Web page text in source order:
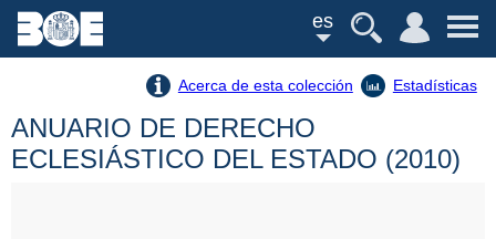
es
Acerca de esta colección Estadísticas
ANUARIO DE DERECHO
ECLESIÁSTICO DEL ESTADO (2010)